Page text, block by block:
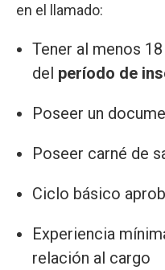
en el llamado:
Tener al menos
del período de
Poseer un
Poseer carné de
Ciclo básico
Experiencia
relación al cargo